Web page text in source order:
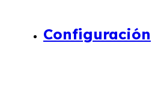
Configuración